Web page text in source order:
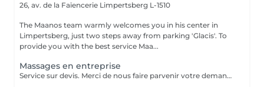
26, av. de la Faïencerie Limpertsberg L-1510
The Maanos team warmly welcomes you in his center in
Limpertsberg, just two steps away from parking 'Glacis'. To
provide you with the best service Maa...
Massages en entreprise
Service sur devis. Merci de nous faire parvenir votre demande à contact@maanos.com.